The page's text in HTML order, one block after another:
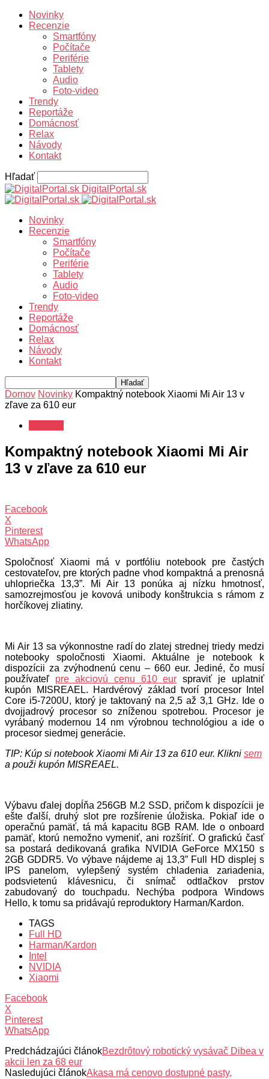
Novinky
Recenzie
Smartfóny
Počítače
Periférie
Tablety
Audio
Foto-video
Trendy
Reportáže
Domácnosť
Relax
Návody
Kontakt
Hľadať
DigitalPortal.sk
Novinky
Recenzie
Smartfóny
Počítače
Periférie
Tablety
Audio
Foto-video
Trendy
Reportáže
Domácnosť
Relax
Návody
Kontakt
Domov Novinky Kompaktný notebook Xiaomi Mi Air 13 v
zľave za 610 eur
Kompaktný notebook Xiaomi Mi Air
13 v zľave za 610 eur
Facebook
X
Pinterest
WhatsApp
Spoločnosť Xiaomi má v portfóliu notebook pre častých
cestovateľov, pre ktorých padne vhod kompaktná a prenosná
uhlopriečka 13,3”. Mi Air 13 ponúka aj nízku hmotnosť,
samozrejmosťou je kovová unibody konštrukcia s rámom z
horčíkovej zliatiny.
Mi Air 13 sa výkonnostne radí do zlatej strednej triedy medzi
notebooky spoločnosti Xiaomi. Aktuálne je notebook k
dispozícii za zvýhodnenú cenu – 660 eur. Jediné, čo musí
používateľ pre akciovú cenu 610 eur spraviť je uplatniť
kupón MISREAEL. Hardvérový základ tvorí procesor Intel
Core i5-7200U, ktorý je taktovaný na 2,5 až 3,1 GHz. Ide o
dvojjadrový procesor so zníženou spotrebou. Procesor je
vyrábaný modernou 14 nm výrobnou technológiou a ide o
procesor siedmej generácie.
TIP: Kúp si notebook Xiaomi Mi Air 13 za 610 eur. Klikni sem
a použi kupón MISREAEL.
Výbavu ďalej dopĺňa 256GB M.2 SSD, pričom k dispozícii je
ešte ďalší, druhý slot pre rozšírenie úložiska. Pokiaľ ide o
operačnú pamäť, tá má kapacitu 8GB RAM. Ide o onboard
pamäť, ktorú nemožno vymeniť, ani rozšíriť. O grafickú časť
sa postará dedikovaná grafika NVIDIA GeForce MX150 s
2GB GDDR5. Vo výbave nájdeme aj 13,3” Full HD displej s
IPS panelom, vylepšený systém chladenia zariadenia,
podsvietenú klávesnicu, či snímač odtlačkov prstov
zabudovaný do touchpadu. Nechýba podpora Windows
Hello, k tomu sa pridávajú reproduktory Harman/Kardon.
TAGS
Full HD
Harman/Kardon
Intel
NVIDIA
Xiaomi
Facebook
X
Pinterest
WhatsApp
Predchádzajúci článokBezdrôtový robotický vysávač Dibea v
akcii len za 68 eur
Nasledujúci článokAkasa má cenovo dostupné pasty,